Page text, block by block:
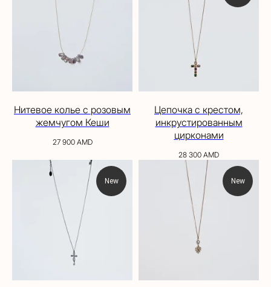
Нитевое колье с розовым
жемчугом Кеши
27 900 AMD
Цепочка с крестом,
инкрустированным
цирконами
28 300 AMD
New New